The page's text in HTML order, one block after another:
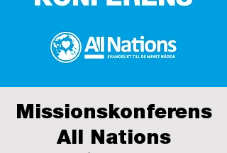
Missionskonferens
All Nations